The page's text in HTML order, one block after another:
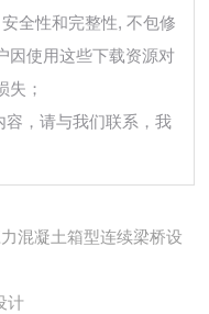
全性和完整性, 不包修
因使用这些下载资源对
失；
容，请与我们联系，我
混凝土箱型连续梁桥设
计